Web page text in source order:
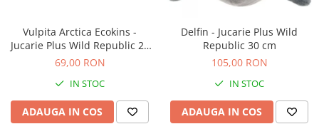
Vulpita Arctica Ecokins -
Jucarie Plus Wild Republic 20
cm
69,00 RON
IN STOC
ADAUGA IN COS
Delfin - Jucarie Plus Wild
Republic 30 cm
105,00 RON
IN STOC
ADAUGA IN COS